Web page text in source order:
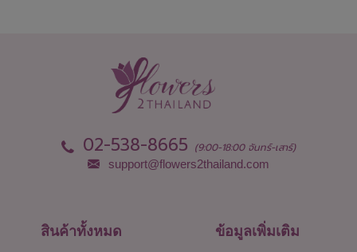
เพชรบุรี
เพชรบูรณ์
อุดรธานี
อุตรดิตถ์
02-538-8665 (9:00-18:00 จันทร์-เสาร์)
support@flowers2thailand.com
สินค้าทั้งหมด ข้อมูลเพิ่มเติม